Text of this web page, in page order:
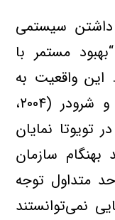
داشتن سيستمي
مستمر با
واقعيت به
روشني در توضيحات رابينسون و شرودر (۲۰۰۴،
در تويوتا نمايان
سازمان
متداول توجه
نمي‌توانستند